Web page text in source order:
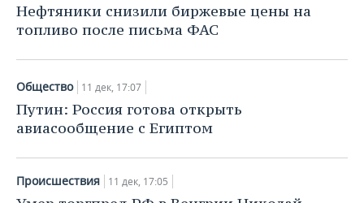
УДМУРТИЯ
НОВОСТИ АНАЛИТИКИ
КОРОЛИ ГОСЗАКАЗА ПФО
ВУЗЫ ТАТАРСТАНА
КОМУ ПРИНАДЛЕЖАТ
ТОРГОВЫЕ ЦЕНТРЫ
ТАТАРСТАНА
ЭКОНОМИКА
ФИНАНСЫ
БАНКИ
БЮДЖЕТ
ИНВЕСТИЦИИ
НОВОСТИ
ПРОМЫШЛЕННОСТИ
АГРОПРОМ
МАШИНОСТРОЕНИЕ
НЕДВИЖИМОСТЬ
НОВОСТИ НЕДВИЖИМОСТИ
АВТО
НОВОСТИ АВТО
БИЗНЕС
НОВОСТИ БИЗНЕСА
ТЕХНОЛОГИИ
Нефтяники снизили биржевые цены на
топливо после письма ФАС
Общество 11 дек, 17:07
Путин: Россия готова открыть
авиасообщение с Египтом
Происшествия 11 дек, 17:05